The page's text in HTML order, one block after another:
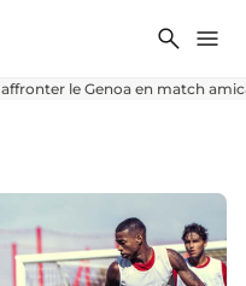
affronter le Genoa en match